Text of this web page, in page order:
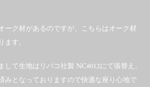
ーク材があるのですが、こちらはオーク材
ます。
して生地はリバコ社製 NC#012にて張替え、
みとなっておりますので快適な座り心地で